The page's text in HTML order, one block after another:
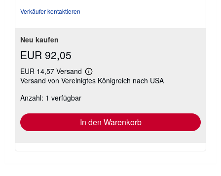
Verkäufer kontaktieren
Neu kaufen
EUR 92,05
EUR 14,57 Versand
Weitere
Informationen
Versand von Vereinigtes Königreich nach USA
Anzahl: 1 verfügbar
In den Warenkorb